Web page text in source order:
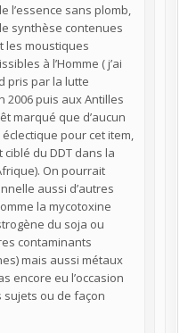
l’essence sans plomb,
synthèse contenues
les moustiques
à l’Homme ( j’ai
pris par la lutte
2006 puis aux Antilles
marqué que d’aucun
pour cet item,
du DDT dans la
On pourrait
aussi d’autres
la mycotoxine
du soja ou
contaminants
mais aussi métaux
encore eu l’occasion
ou de façon